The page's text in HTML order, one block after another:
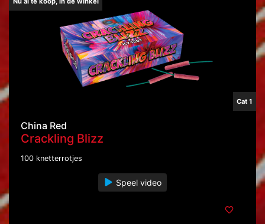
Cat 1
China Red
Crackling Blizz
100 knetterrotjes
Speel video